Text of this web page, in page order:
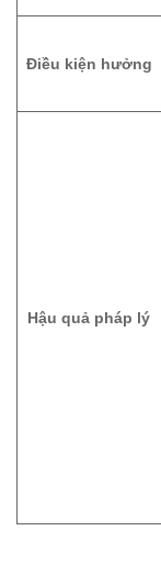
Điều kiện hưởng
Hậu quả pháp lý